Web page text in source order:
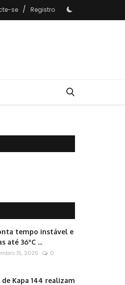
se / Registro
tempo instável e
até 36°C ...
15, 2025 0
Kapa 144 realizam